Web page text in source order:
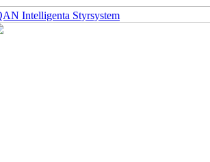
Intelligenta Styrsystem